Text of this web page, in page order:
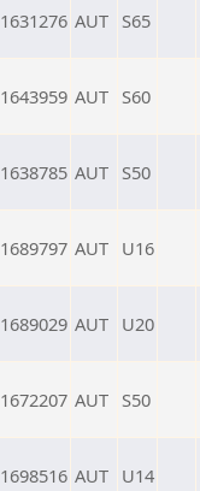
1631276 AUT S65
1643959 AUT S60
1638785 AUT S50
1689797 AUT U16
1689029 AUT U20
1672207 AUT S50
1698516 AUT U14